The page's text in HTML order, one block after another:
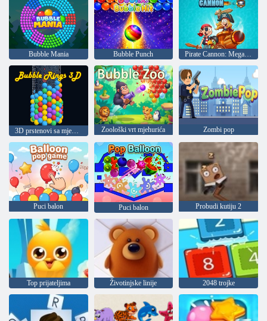
Bubble Mania Bubble Punch Pirate Cannon: Mega Battle
Zoološki vrt mjehurića Zombi pop
Puci balon Puci balon Probudi kutiju 2
Top prijateljima Životinjske linije 2048 trojke